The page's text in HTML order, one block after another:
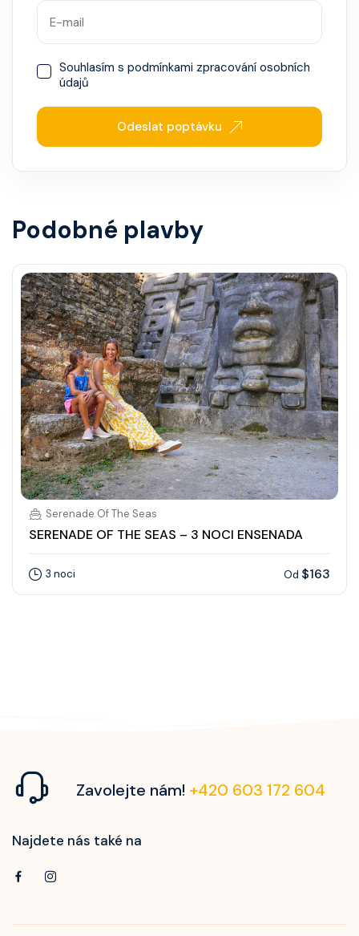
Souhlasím s podmínkami zpracování osobních
údajů
Odeslat poptávku
Podobné plavby
Serenade Of The Seas
SERENADE OF THE SEAS – 3 NOCI ENSENADA
3 noci Od $163
Zavolejte nám! +420 603 172 604
Najdete nás také na